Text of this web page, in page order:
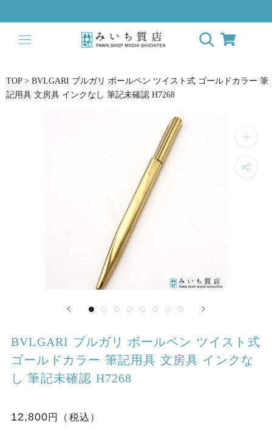
キ
て
コ
TOP > BVLGARI ブルガリ ボールペン ツイスト式 ゴールドカラー 筆
記用具 文房具 インクなし 筆記未確認 H7268
BVLGARI ブルガリ ボールペン ツイスト式
ゴールドカラー 筆記用具 文房具 インクな
し 筆記未確認 H7268
12,800